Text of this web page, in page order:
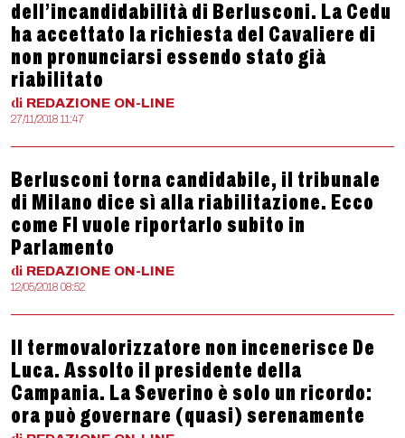
dell’incandidabilità di Berlusconi. La Cedu
ha accettato la richiesta del Cavaliere di
non pronunciarsi essendo stato già
riabilitato
di REDAZIONE ON-LINE
27/11/2018 11:47
Berlusconi torna candidabile, il tribunale
di Milano dice sì alla riabilitazione. Ecco
come FI vuole riportarlo subito in
Parlamento
di REDAZIONE ON-LINE
12/05/2018 08:52
Il termovalorizzatore non incenerisce De
Luca. Assolto il presidente della
Campania. La Severino è solo un ricordo:
ora può governare (quasi) serenamente